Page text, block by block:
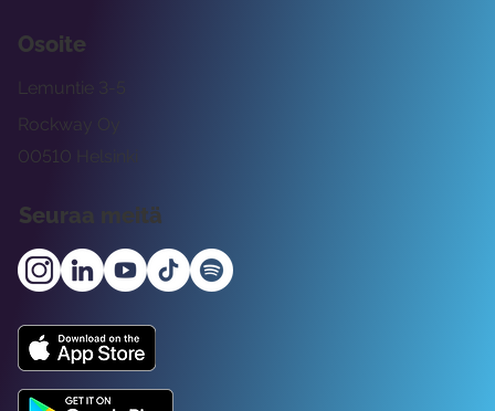
Osoite
Rockway Oy
Lemuntie 3-5
00510 Helsinki
Seuraa meitä